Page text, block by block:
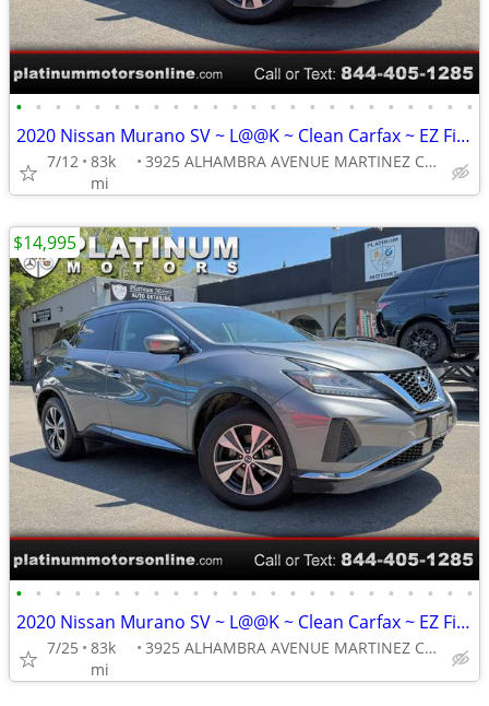
• • • • • • • • • • • • • • • • • • • • • • • •
2020 Nissan Murano SV ~ L@@K ~ Clean Carfax ~ EZ Finance ~ Call Now !
7/12 83k
mi
3925 ALHAMBRA AVENUE MARTINEZ CA 94553
• • • • • • • • • • • • • • • • • • • • • • • •
2020 Nissan Murano SV ~ L@@K ~ Clean Carfax ~ EZ Finance ~ Call Now !
7/25
83k
mi
3925 ALHAMBRA AVENUE MARTINEZ CA 94553
$14,995